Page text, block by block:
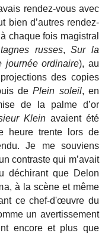
rendez-vous avec
bien d’autres rendez-
chaque fois magistral
russes,Sur la
journée ordinaire), au
des copies
dePlein soleil, en
de la palme d’or
Kleinavaient été
heure trente lors de
Je me souviens
contraste qui m’avait
déchirant que Delon
à la scène et même
ce chef-d'œuvre du
un avertissement
encore et plus que